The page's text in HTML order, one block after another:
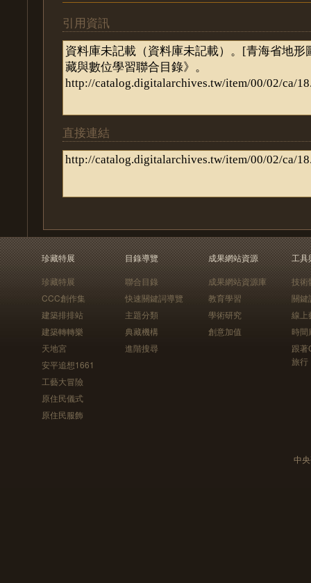
引用資訊
直接連結
珍藏特展
珍藏特展
CCC創作集
建築排排站
建築轉轉樂
天地宮
安平追想1661
工藝大冒險
原住民儀式
原住民服飾
目錄導覽
聯合目錄
快速關鍵詞導覽
主題分類
典藏機構
進階搜尋
成果網站資源
成果網站資源庫
教育學習
學術研究
創意加值
工具
技術
關鍵
線上
時間
跟
旅行
中